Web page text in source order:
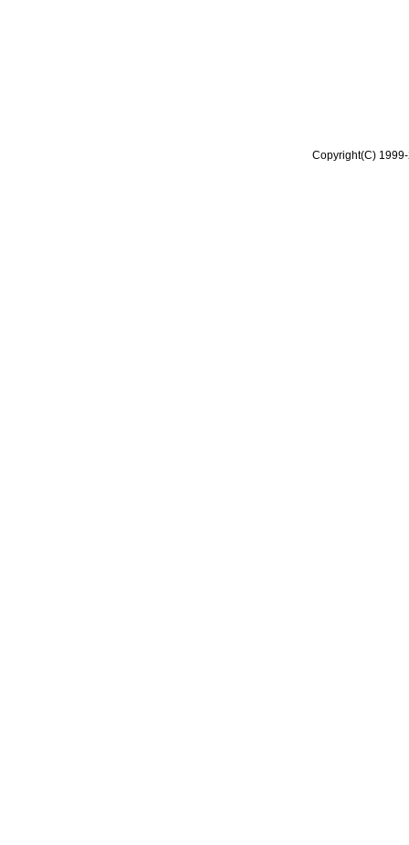
Copyright(C)